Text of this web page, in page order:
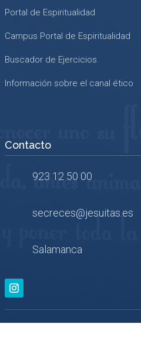
Portal de Espiritualidad
Campus Portal de Espiritualidad
Buscador de Ejercicios
Información sobre el canal ético
Contacto
923 12 50 00
secreces@jesuitas.es
Salamanca